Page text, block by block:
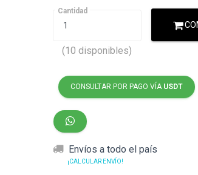
Cantidad
(10 disponibles)
CONSULTAR POR PAGO VÍA USDT
Envíos a todo el país
¡CALCULAR ENVÍO!